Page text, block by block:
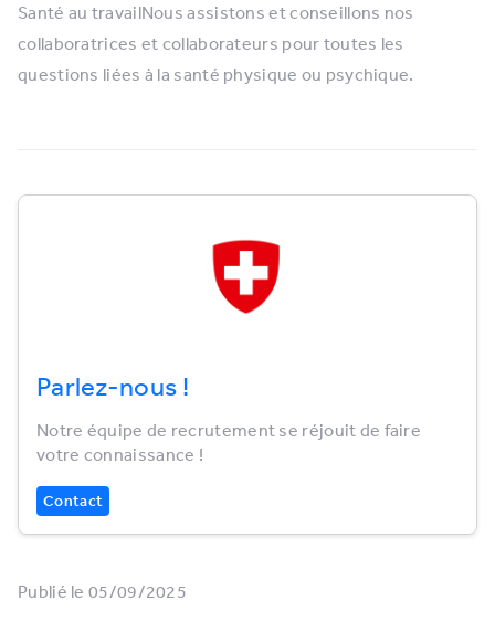
Santé au travailNous assistons et conseillons nos
collaboratrices et collaborateurs pour toutes les
questions liées à la santé physique ou psychique.
Parlez-nous !
Notre équipe de recrutement se réjouit de faire
votre connaissance !
Contact
Publié le 05/09/2025